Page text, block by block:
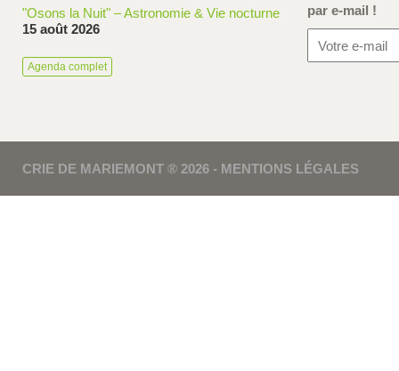
"Osons la Nuit" – Astronomie & Vie nocturne
15 août 2026
Agenda complet
par e-mail !
CRIE DE MARIEMONT ® 2026 - MENTIONS LÉGALES